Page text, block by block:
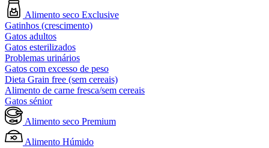
Alimento seco Exclusive
Gatinhos (crescimento)
Gatos adultos
Gatos esterilizados
Problemas urinários
Gatos com excesso de peso
Dieta Grain free (sem cereais)
Alimento de carne fresca/sem cereais
Gatos sénior
Alimento seco Premium
Alimento Húmido